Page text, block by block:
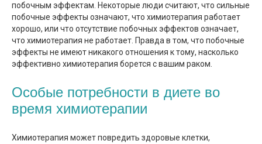
побочным эффектам. Некоторые люди считают, что сильные
побочные эффекты означают, что химиотерапия работает
хорошо, или что отсутствие побочных эффектов означает,
что химиотерапия не работает. Правда в том, что побочные
эффекты не имеют никакого отношения к тому, насколько
эффективно химиотерапия борется с вашим раком.
Особые потребности в диете во
время химиотерапии
Химиотерапия может повредить здоровые клетки,